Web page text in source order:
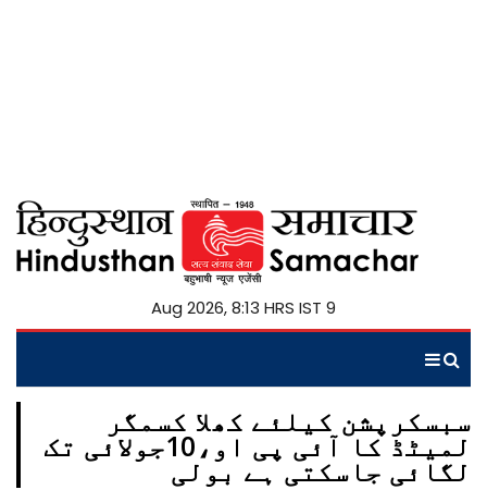
9 Aug 2026, 8:13 HRS IST
سبسکرپشن کیلئے کھلا کسمگر
لمیٹڈ کا آئی پی او،10جولائی تک
لگائی جاسکتی ہے بولی